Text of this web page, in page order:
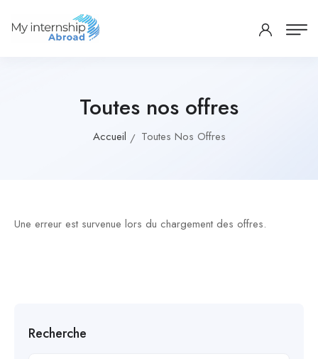
Toutes nos offres
Accueil Toutes Nos Offres
Recherche
Une erreur est survenue lors du chargement des offres.